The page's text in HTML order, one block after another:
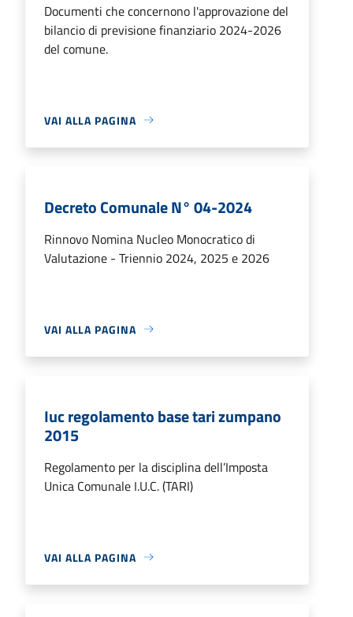
Documenti che concernono l'approvazione del
bilancio di previsione finanziario 2024-2026
del comune.
VAI ALLA PAGINA
Decreto Comunale N° 04-2024
Rinnovo Nomina Nucleo Monocratico di
Valutazione - Triennio 2024, 2025 e 2026
VAI ALLA PAGINA
Iuc regolamento base tari zumpano
2015
Regolamento per la disciplina dell’Imposta
Unica Comunale I.U.C. (TARI)
VAI ALLA PAGINA